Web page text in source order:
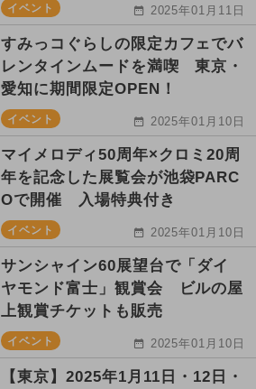
イベント 2025年01月11日
すみっコぐらしの限定カフェでバ
レンタインムードを満喫 東京・
愛知に期間限定OPEN！
イベント 2025年01月10日
マイメロディ50周年×クロミ20周
年を記念した展覧会が池袋PARC
Oで開催 入場特典付き
イベント 2025年01月10日
サンシャイン60展望台で「ダイ
ヤモンド富士」観賞会 ビルの屋
上観賞チケットも販売
イベント 2025年01月10日
【東京】2025年1月11日・12日・